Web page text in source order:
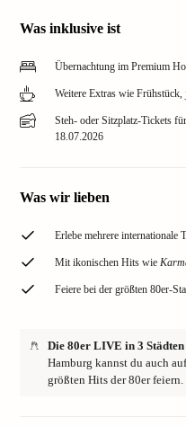
Was inklusive ist
Übernachtung im Premium
Weitere Extras wie
Steh- oder Sitzplatz-Tickets
18.07.2026
Was wir lieben
Erlebe mehrere internationale
Mit ikonischen Hits wie
Feiere bei der größten 80er-
Die 80er LIVE in 3
Hamburg kannst du auch
größten Hits der 80er feiern.